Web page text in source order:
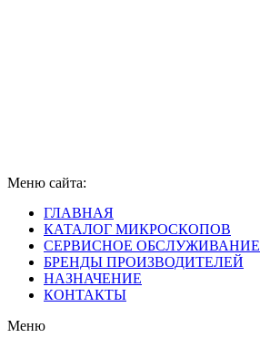
Меню сайта:
ГЛАВНАЯ
КАТАЛОГ МИКРОСКОПОВ
СЕРВИСНОЕ ОБСЛУЖИВАНИЕ
БРЕНДЫ ПРОИЗВОДИТЕЛЕЙ
НАЗНАЧЕНИЕ
КОНТАКТЫ
Меню